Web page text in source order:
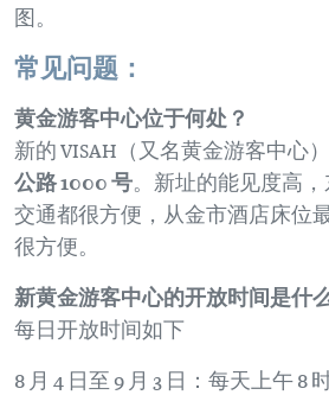
图。
常见问题：
黄金游客中心位于何处？
新的 VISAH（又名黄金游客中心
公路 1000 号。新址的能见度高
交通都很方便，从金市酒店床位
很方便。
新黄金游客中心的开放时间是什
每日开放时间如下
8 月 4 日至 9 月 3 日：每天上午 8